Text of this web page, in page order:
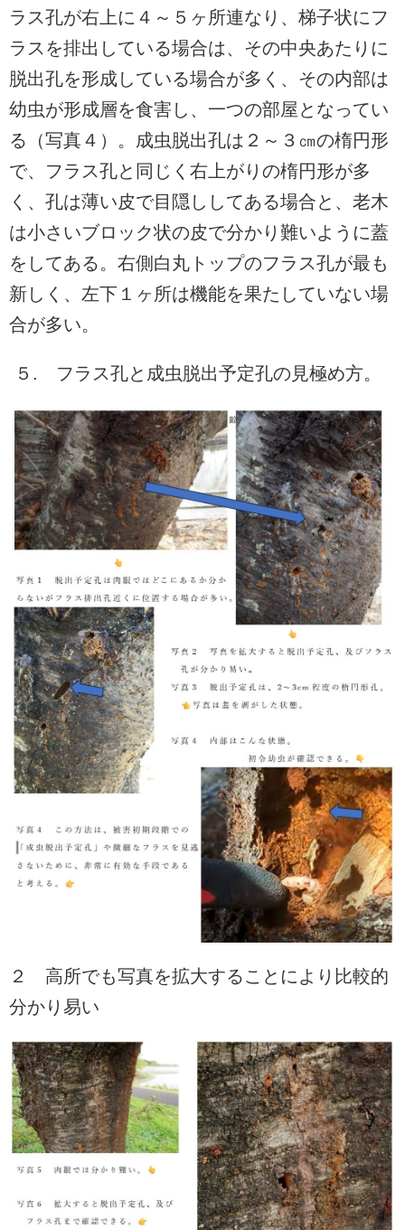
ラス孔が右上に４～５ヶ所連なり、梯子状にフ
ラスを排出している場合は、その中央あたりに
脱出孔を形成している場合が多く、その内部は
幼虫が形成層を食害し、一つの部屋となってい
る（写真４）。成虫脱出孔は２～３㎝の楕円形
で、フラス孔と同じく右上がりの楕円形が多
く、孔は薄い皮で目隠ししてある場合と、老木
は小さいブロック状の皮で分かり難いように蓋
をしてある。右側白丸トップのフラス孔が最も
新しく、左下１ヶ所は機能を果たしていない場
合が多い。
５. フラス孔と成虫脱出予定孔の見極め方。
２ 高所でも写真を拡大することにより比較的
分かり易い